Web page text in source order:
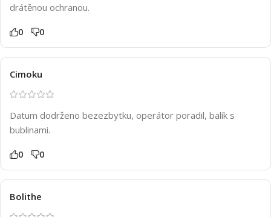
drátěnou ochranou.
0 0
Cimoku
Datum dodrženo bezezbytku, operátor poradil, balík s
bublinami.
0 0
Bolithe